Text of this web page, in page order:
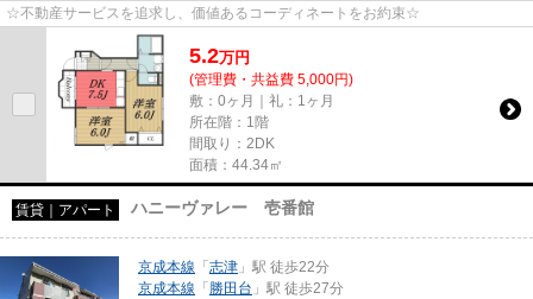
☆不動産サービスを追求し、価値あるコーディネートをお約束☆
5.2万円
(管理費・共益費 5,000円)
敷：0ヶ月｜礼：1ヶ月
所在階：1階
間取り：2DK
面積：44.34㎡
賃貸｜アパート ハニーヴァレー 壱番館
京成本線 「 志津 」駅 徒歩22分
京成本線 「 勝田台 」駅 徒歩27分